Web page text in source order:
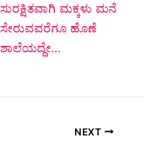
ಸುರಕ್ಷಿತವಾಗಿ ಮಕ್ಕಳು ಮನೆ
ಸೇರುವವರೆಗೂ ಹೊಣೆ
ಶಾಲೆಯದ್ದೇ…
NEXT